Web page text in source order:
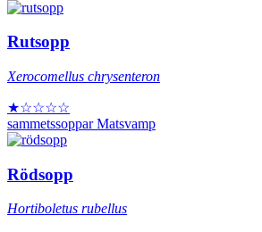
Rutsopp
Xerocomellus chrysenteron
★☆☆☆☆
sammetssoppar Matsvamp
Rödsopp
Hortiboletus rubellus